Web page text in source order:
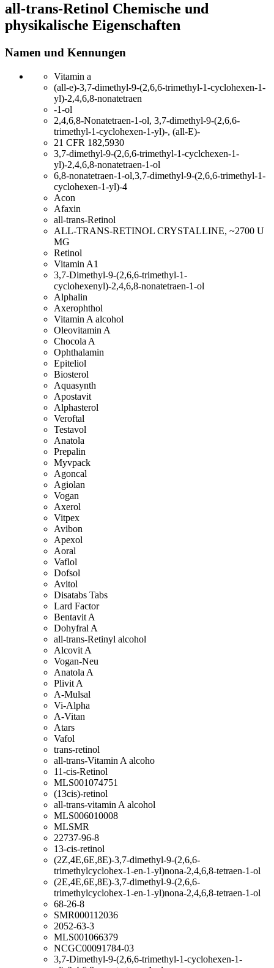
all-trans-Retinol Chemische und
physikalische Eigenschaften
Namen und Kennungen
Vitamin a
(all-e)-3,7-dimethyl-9-(2,6,6-trimethyl-1-cyclohexen-1-
yl)-2,4,6,8-nonatetraen
-1-ol
2,4,6,8-Nonatetraen-1-ol, 3,7-dimethyl-9-(2,6,6-
trimethyl-1-cyclohexen-1-yl)-, (all-E)-
21 CFR 182,5930
3,7-dimethyl-9-(2,6,6-trimethyl-1-cyclchexen-1-
yl)-2,4,6,8-nonatetraen-1-ol
6,8-nonatetraen-1-ol,3,7-dimethyl-9-(2,6,6-trimethyl-1-
cyclohexen-1-yl)-4
Acon
Afaxin
all-trans-Retinol
ALL-TRANS-RETINOL CRYSTALLINE, ~2700 U
MG
Retinol
Vitamin A1
3,7-Dimethyl-9-(2,6,6-trimethyl-1-
cyclohexenyl)-2,4,6,8-nonatetraen-1-ol
Alphalin
Axerophthol
Vitamin A alcohol
Oleovitamin A
Chocola A
Ophthalamin
Epiteliol
Biosterol
Aquasynth
Apostavit
Alphasterol
Veroftal
Testavol
Anatola
Prepalin
Myvpack
Agoncal
Agiolan
Vogan
Axerol
Vitpex
Avibon
Apexol
Aoral
Vaflol
Dofsol
Avitol
Disatabs Tabs
Lard Factor
Bentavit A
Dohyfral A
all-trans-Retinyl alcohol
Alcovit A
Vogan-Neu
Anatola A
Plivit A
A-Mulsal
Vi-Alpha
A-Vitan
Atars
Vafol
trans-retinol
all-trans-Vitamin A alcoho
11-cis-Retinol
MLS001074751
(13cis)-retinol
all-trans-vitamin A alcohol
MLS006010008
MLSMR
22737-96-8
13-cis-retinol
(2Z,4E,6E,8E)-3,7-dimethyl-9-(2,6,6-
trimethylcyclohex-1-en-1-yl)nona-2,4,6,8-tetraen-1-ol
(2E,4E,6E,8E)-3,7-dimethyl-9-(2,6,6-
trimethylcyclohex-1-en-1-yl)nona-2,4,6,8-tetraen-1-ol
68-26-8
SMR000112036
2052-63-3
MLS001066379
NCGC00091784-03
3,7-Dimethyl-9-(2,6,6-trimethyl-1-cyclohexen-1-